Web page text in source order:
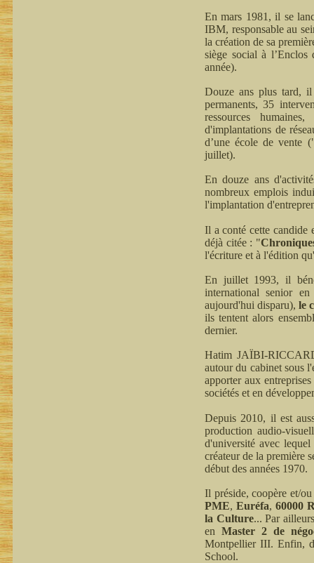
En mars 1981, il se
IBM, responsable au
la création de sa
siège social à
année).
Douze ans plus tard,
permanents, 35
ressources
d'implantations de
d’une école de vente
juillet).
En douze ans
nombreux emplois
l'implantation
Il a conté cette candide
déjà citée : "
l'écriture et à l'édition
En juillet 1993, il
international senior
aujourd'hui disparu), le
ils tentent alors
dernier.
Hatim JAÏBI-
autour du cabinet sous
apporter aux
sociétés et en
Depuis 2010, il est
production audio-
d'université avec
créateur de la première
début des années 1970.
Il préside, coopère et/
PME,Euréfa,60000
la Culture... Par
en Master 2 de
Montpellier III. Enfin,
School.